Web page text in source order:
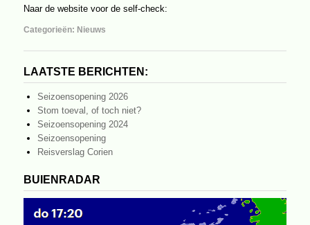
Naar de website voor de self-check:
Categorieën: Nieuws
LAATSTE BERICHTEN:
Seizoensopening 2026
Stom toeval, of toch niet?
Seizoensopening 2024
Seizoensopening
Reisverslag Corien
BUIENRADAR